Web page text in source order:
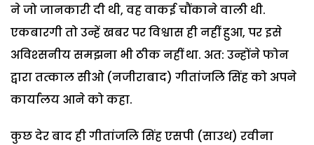
ने जो जानकारी दी थी, वह वाकई चौंकाने वाली थी.
एकबारगी तो उन्हें खबर पर विश्वास ही नहीं हुआ, पर इसे
अविश्सनीय समझना भी ठीक नहीं था. अत: उन्होंने फोन
द्वारा तत्काल सीओ (नजीराबाद) गीतांजलि सिंह को अपने
कार्यालय आने को कहा.
कुछ देर बाद ही गीतांजलि सिंह एसपी (साउथ) रवीना